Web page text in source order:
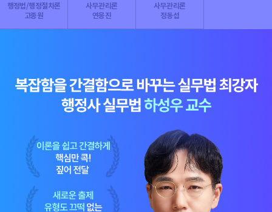
행정법/행정절차론
고종원
사무관리론
연응진
사무관리론
정동섭